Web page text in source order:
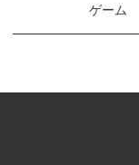
ゲーム